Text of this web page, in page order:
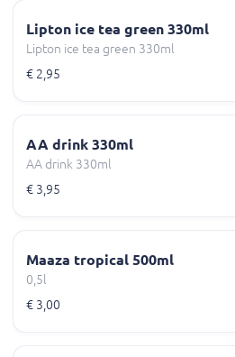
Lipton ice tea green 330ml
Lipton ice tea green 330ml
€ 2,95
AA drink 330ml
AA drink 330ml
€ 3,95
Maaza tropical 500ml
0,5l
€ 3,00